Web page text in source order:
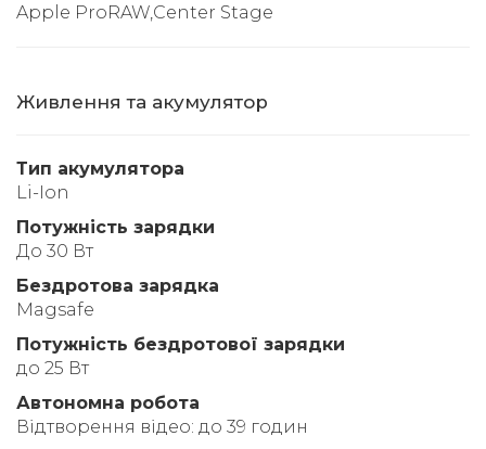
Apple ProRAW,Center Stage
Живлення та акумулятор
Тип акумулятора
Li-Ion
Потужність зарядки
До 30 Вт
Бездротова зарядка
Magsafe
Потужність бездротової зарядки
до 25 Вт
Автономна робота
Відтворення відео: до 39 годин